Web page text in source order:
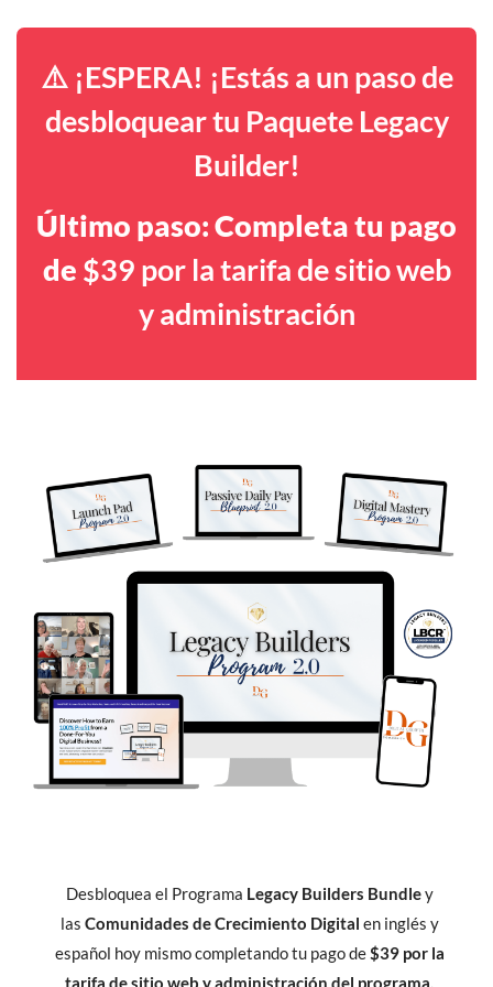
⚠️ ¡ESPERA! ¡Estás a un paso de
desbloquear tu Paquete Legacy
Builder!
Último paso: Completa tu pago
de $39 por la tarifa de sitio web
y administración
Desbloquea el Programa Legacy Builders Bundley
las Comunidades de Crecimiento Digital en inglés y
español hoy mismo completando tu pago de$39 por la
tarifa de sitio web y administración del programa.